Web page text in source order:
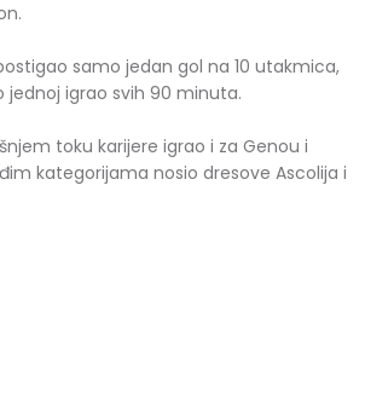
samo jedan gol na 10 utakmica,
jednoj igrao svih 90 minuta.
toku karijere igrao i za Genou i
kategorijama nosio dresove Ascolija i